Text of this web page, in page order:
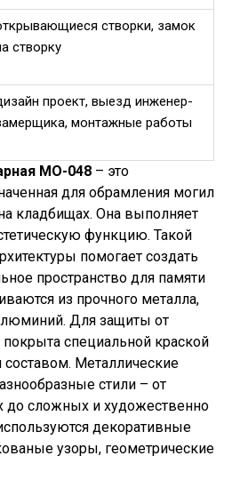
створки, замок
створку
проект, выезд инженер-
монтажные работы
МО-048 – это
для обрамления могил
кладбищах. Она выполняет
функцию. Такой
помогает создать
пространство для памяти
из прочного металла,
Для защиты от
специальной краской
Металлические
стили – от
до сложных и художественно
декоративные
узоры, геометрические